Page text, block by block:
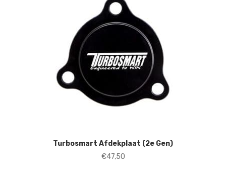
Turbosmart Afdekplaat (2e Gen)
€47,50